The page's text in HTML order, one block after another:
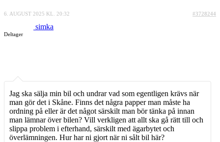
6. AUGUST 2025 KL. 20:32 #3728244
simka
Deltager
Jag ska sälja min bil och undrar vad som egentligen krävs när
man gör det i Skåne. Finns det några papper man måste ha
ordning på eller är det något särskilt man bör tänka på innan
man lämnar över bilen? Vill verkligen att allt ska gå rätt till och
slippa problem i efterhand, särskilt med ägarbytet och
överlämningen. Hur har ni gjort när ni sålt bil här?